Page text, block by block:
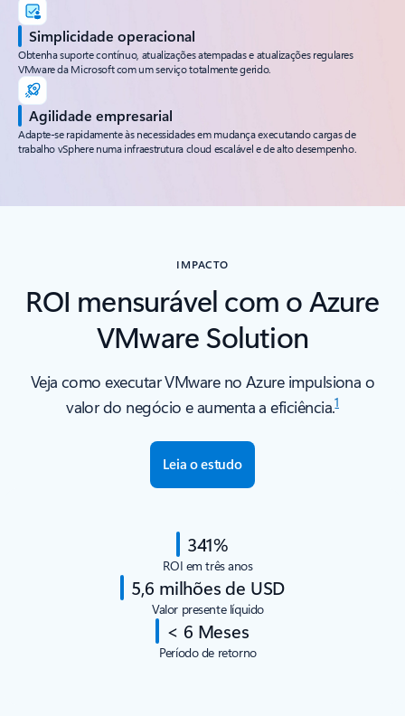
Simplicidade operacional
Obtenha suporte contínuo, atualizações atempadas e atualizações regulares
VMware da Microsoft com um serviço totalmente gerido.
Agilidade empresarial
Adapte-se rapidamente às necessidades em mudança executando cargas de
trabalho vSphere numa infraestrutura cloud escalável e de alto desempenho.
IMPACTO
ROI mensurável com o Azure
VMware Solution
Veja como executar VMware no Azure impulsiona o
valor do negócio e aumenta a eficiência.1
Leia o estudo
341%
ROI em três anos
5,6 milhões de USD
Valor presente líquido
< 6 Meses
Período de retorno